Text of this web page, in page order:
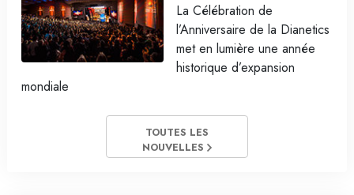
La Célébration de
l’Anniversaire de la Dianetics
met en lumière une année
historique d’expansion
mondiale
TOUTES LES
NOUVELLES